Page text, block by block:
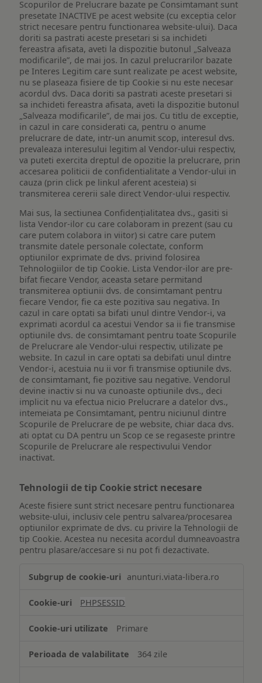
Scopurilor de Prelucrare bazate pe Consimtamant sunt
presetate INACTIVE pe acest website (cu exceptia celor
strict necesare pentru functionarea website-ului). Daca
doriti sa pastrati aceste presetari si sa inchideti
fereastra afisata, aveti la dispozitie butonul „Salveaza
modificarile”, de mai jos. In cazul prelucrarilor bazate
pe Interes Legitim care sunt realizate pe acest website,
nu se plaseaza fisiere de tip Cookie si nu este necesar
acordul dvs. Daca doriti sa pastrati aceste presetari si
sa inchideti fereastra afisata, aveti la dispozitie butonul
„Salveaza modificarile”, de mai jos. Cu titlu de exceptie,
in cazul in care considerati ca, pentru o anume
prelucrare de date, intr-un anumit scop, interesul dvs.
prevaleaza interesului legitim al Vendor-ului respectiv,
va puteti exercita dreptul de opozitie la prelucrare, prin
accesarea politicii de confidentialitate a Vendor-ului in
cauza (prin click pe linkul aferent acesteia) si
transmiterea cererii sale direct Vendor-ului respectiv.
Mai sus, la sectiunea Confidențialitatea dvs., gasiti si
lista Vendor-ilor cu care colaboram in prezent (sau cu
care putem colabora in viitor) si catre care putem
transmite datele personale colectate, conform
optiunilor exprimate de dvs. privind folosirea
Tehnologiilor de tip Cookie. Lista Vendor-ilor are pre-
bifat fiecare Vendor, aceasta setare permitand
transmiterea optiunii dvs. de consimtamant pentru
fiecare Vendor, fie ca este pozitiva sau negativa. In
cazul in care optati sa bifati unul dintre Vendor-i, va
exprimati acordul ca acestui Vendor sa ii fie transmise
optiunile dvs. de consimtamant pentru toate Scopurile
de Prelucrare ale Vendor-ului respectiv, utilizate pe
website. In cazul in care optati sa debifati unul dintre
Vendor-i, acestuia nu ii vor fi transmise optiunile dvs.
de consimtamant, fie pozitive sau negative. Vendorul
devine inactiv si nu va cunoaste optiunile dvs., deci
implicit nu va efectua nicio Prelucrare a datelor dvs.,
intemeiata pe Consimtamant, pentru niciunul dintre
Scopurile de Prelucrare de pe website, chiar daca dvs.
ati optat cu DA pentru un Scop ce se regaseste printre
Scopurile de Prelucrare ale respectivului Vendor
inactivat.
Tehnologii de tip Cookie strict necesare
Aceste fisiere sunt strict necesare pentru functionarea
website-ului, inclusiv cele pentru salvarea/procesarea
optiunilor exprimate de dvs. cu privire la Tehnologii de
tip Cookie. Acestea nu necesita acordul dumneavoastra
pentru plasare/accesare si nu pot fi dezactivate.
de
Cookie
necesare
anunturi.viata-libera.ro
PHPSESSID
Primare
364 zile